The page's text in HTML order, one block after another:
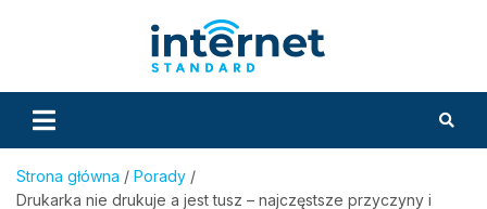
Strona główna
Porady
Drukarka nie drukuje a jest tusz – najczęstsze przyczyny i